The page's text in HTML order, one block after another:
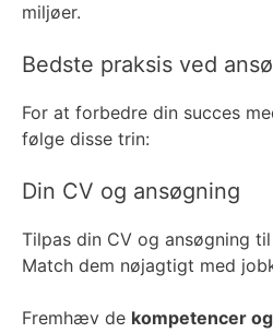
miljøer.
Bedste praksis ved
For at forbedre din succes
følge disse trin:
Din CV og ansøgning
Tilpas din CV og ansøgning
Match dem nøjagtigt med
Fremhæv de kompetencer